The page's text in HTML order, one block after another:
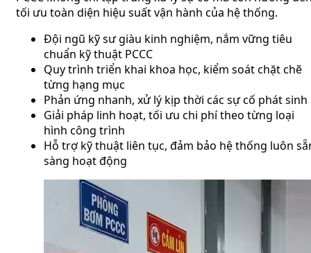
tối ưu toàn diện hiệu suất vận hành của hệ thống.
Đội ngũ kỹ sư giàu kinh nghiệm, nắm vững tiêu
chuẩn kỹ thuật PCCC
Quy trình triển khai khoa học, kiểm soát chặt chẽ
từng hạng mục
Phản ứng nhanh, xử lý kịp thời các sự cố phát sinh
Giải pháp linh hoạt, tối ưu chi phí theo từng loại
hình công trình
Hỗ trợ kỹ thuật liên tục, đảm bảo hệ thống luôn
sàng hoạt động